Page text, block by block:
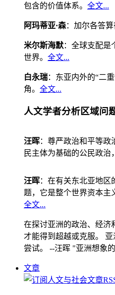
包含的价值体系。 全文...
阿玛蒂亚·森：加尔各答
米尔斯海默：全球支配是
世界。 全文...
白永瑞：东亚内外的“二
角。 全文...
人文学者分析区域问
汪晖：尊严政治和平等
民主体为基础的公民政治
汪晖：在有关东北亚地
题，它是整个世界资本主
全文...
在探讨亚洲的政治、经济
才能得到超越或克服。
尝试。 --汪晖 "亚洲想象
文章